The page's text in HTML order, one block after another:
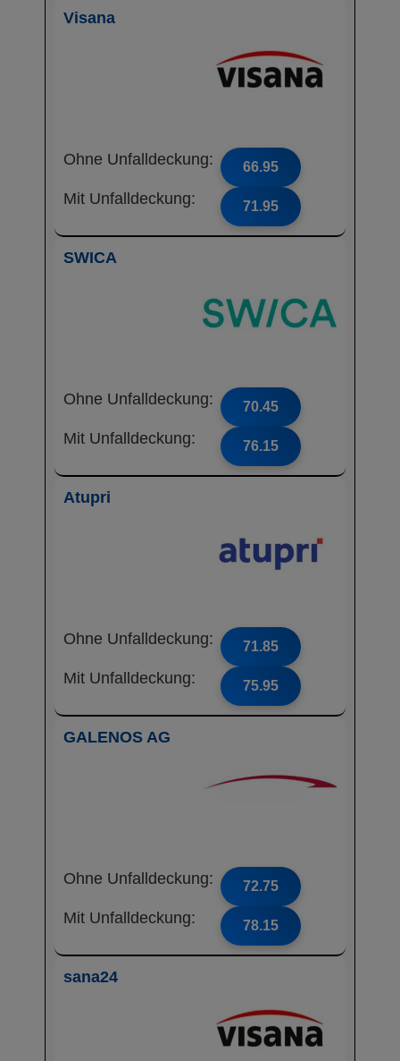
Visana
Ohne Unfalldeckung: 66.95
Mit Unfalldeckung: 71.95
SWICA
Ohne Unfalldeckung: 70.45
Mit Unfalldeckung: 76.15
Atupri
Ohne Unfalldeckung: 71.85
Mit Unfalldeckung: 75.95
GALENOS AG
Ohne Unfalldeckung: 72.75
Mit Unfalldeckung: 78.15
sana24